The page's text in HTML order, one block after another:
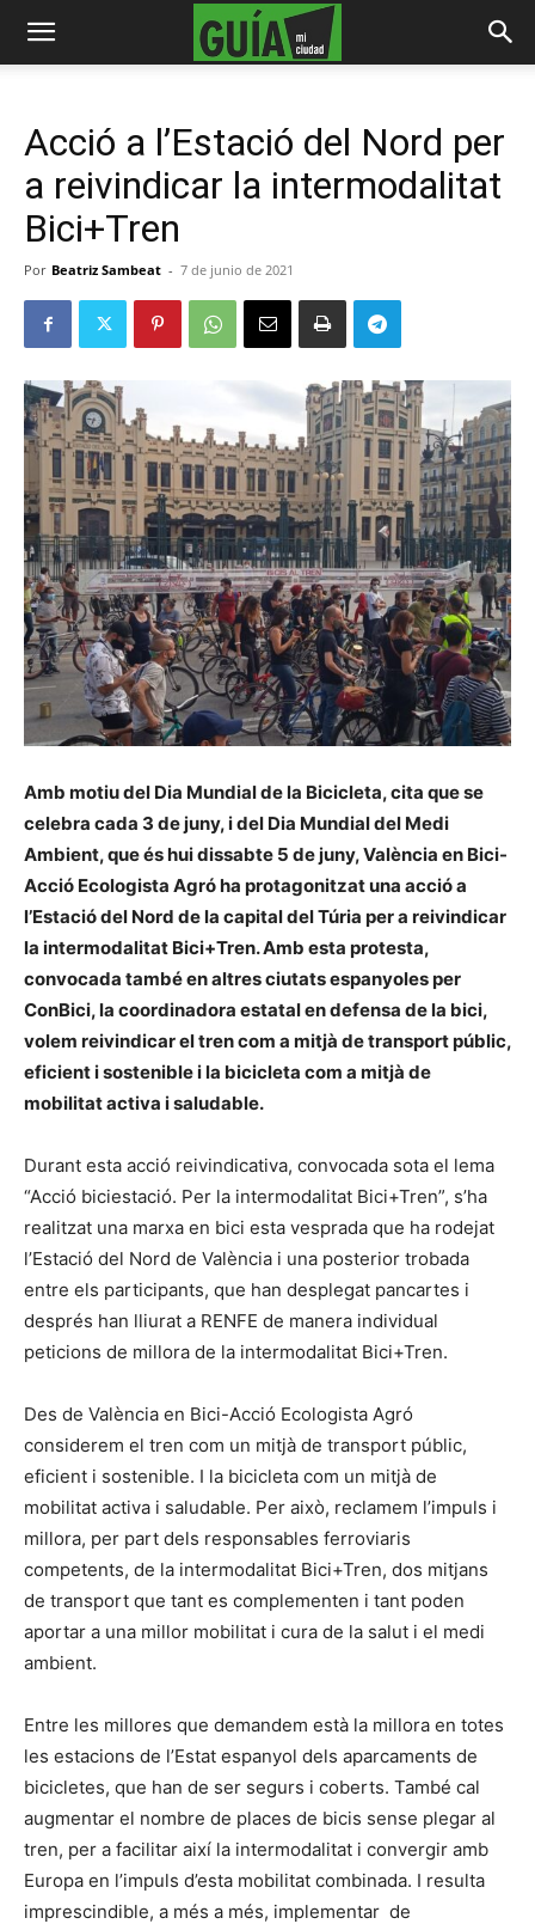
Acció a l’Estació del Nord per
a reivindicar la intermodalitat
Bici+Tren
Por Beatriz Sambeat - 7 de junio de 2021
Amb motiu del Dia Mundial de la Bicicleta, cita que se
celebra cada 3 de juny, i del Dia Mundial del Medi
Ambient, que és hui dissabte 5 de juny, València en Bici-
Acció Ecologista Agró ha protagonitzat una acció a
l’Estació del Nord de la capital del Túria per a reivindicar
la intermodalitat Bici+Tren. Amb esta protesta,
convocada també en altres ciutats espanyoles per
ConBici, la coordinadora estatal en defensa de la bici,
volem reivindicar el tren com a mitjà de transport públic,
eficient i sostenible i la bicicleta com a mitjà de
mobilitat activa i saludable.
Durant esta acció reivindicativa, convocada sota el lema
“Acció biciestació. Per la intermodalitat Bici+Tren”, s’ha
realitzat una marxa en bici esta vesprada que ha rodejat
l’Estació del Nord de València i una posterior trobada
entre els participants, que han desplegat pancartes i
després han lliurat a RENFE de manera individual
peticions de millora de la intermodalitat Bici+Tren.
Des de València en Bici-Acció Ecologista Agró
considerem el tren com un mitjà de transport públic,
eficient i sostenible. I la bicicleta com un mitjà de
mobilitat activa i saludable. Per això, reclamem l’impuls i
millora, per part dels responsables ferroviaris
competents, de la intermodalitat Bici+Tren, dos mitjans
de transport que tant es complementen i tant poden
aportar a una millor mobilitat i cura de la salut i el medi
ambient.
Entre les millores que demandem està la millora en totes
les estacions de l’Estat espanyol dels aparcaments de
bicicletes, que han de ser segurs i coberts. També cal
augmentar el nombre de places de bicis sense plegar al
tren, per a facilitar així la intermodalitat i convergir amb
Europa en l’impuls d’esta mobilitat combinada. I resulta
imprescindible, a més a més, implementar de